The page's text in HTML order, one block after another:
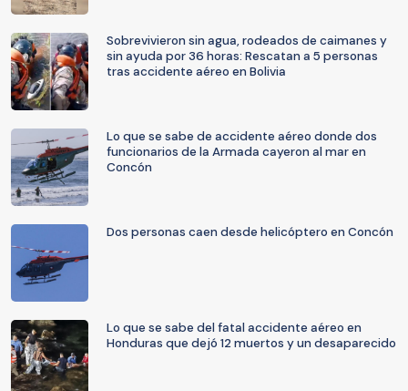
Sobrevivieron sin agua, rodeados de caimanes y
sin ayuda por 36 horas: Rescatan a 5 personas
tras accidente aéreo en Bolivia
Lo que se sabe de accidente aéreo donde dos
funcionarios de la Armada cayeron al mar en
Concón
Dos personas caen desde helicóptero en Concón
Lo que se sabe del fatal accidente aéreo en
Honduras que dejó 12 muertos y un desaparecido